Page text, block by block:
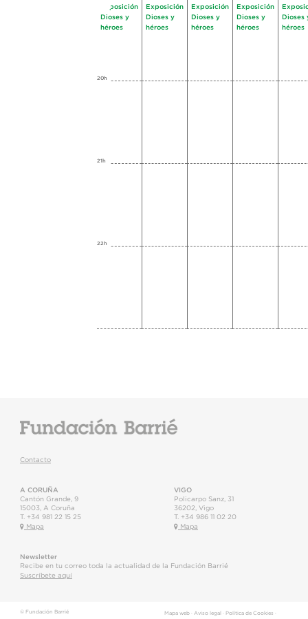
Exposición
Dioses y
héroes
Exposición
Dioses y
héroes
Exposición
Dioses y
héroes
Exposición
Dioses y
héroes
Dioses
héroes
20h
21h
22h
Contacto
A CORUÑA
Cantón Grande, 9
15003
A Coruña
T. +34 981 22 15 25
Mapa
VIGO
Policarpo Sanz, 31
36202 Vigo
T. +34 986 11 02 20
Mapa
Newsletter
Recibe en tu correo toda la actualidad de la Fundación Barrié
Suscríbete aquí
© Fundación Barrié Mapa web· Aviso legal · Política de Cookies ·